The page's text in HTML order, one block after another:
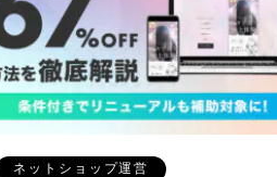
ネットショップ運営